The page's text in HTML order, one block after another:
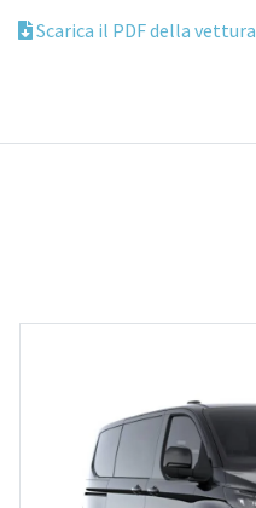
Scarica il PDF della vettura